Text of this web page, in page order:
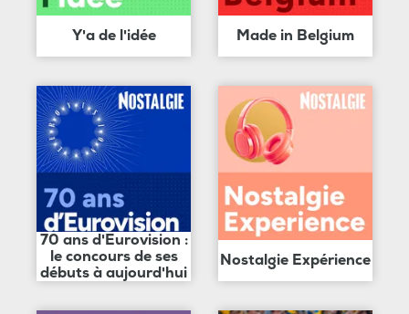
Y'a de l'idée Made in Belgium
70 ans d'Eurovision :
le concours de ses
débuts à aujourd'hui
Nostalgie Expérience